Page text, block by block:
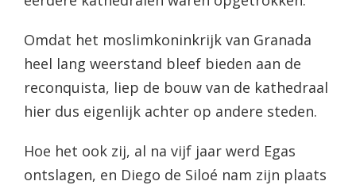
Omdat het moslimkoninkrijk van Granada
heel lang weerstand bleef bieden aan de
reconquista, liep de bouw van de kathedraal
hier dus eigenlijk achter op andere steden.
Hoe het ook zij, al na vijf jaar werd Egas
ontslagen, en Diego de Siloé nam zijn plaats